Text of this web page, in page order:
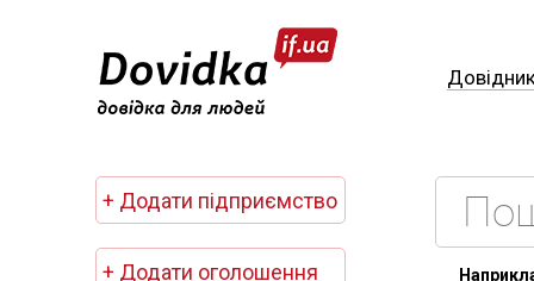
+ Додати підприємство
+ Додати оголошення